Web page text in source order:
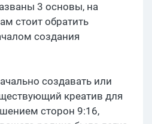
3 основы, на
стоит обратить
создания
создавать или
креатив для
сторон 9:16,